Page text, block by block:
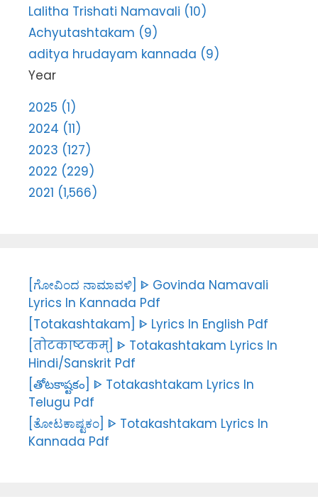
Lalitha Trishati Namavali (10)
Achyutashtakam (9)
aditya hrudayam kannada (9)
Year
2025 (1)
2024 (11)
2023 (127)
2022 (229)
2021 (1,566)
[ಗೋವಿಂದ ನಾಮಾವಳಿ] ᐈ Govinda Namavali
Lyrics In Kannada Pdf
[Totakashtakam] ᐈ Lyrics In English Pdf
[तोटकाष्टकम्] ᐈ Totakashtakam Lyrics In
Hindi/Sanskrit Pdf
[తోటకాష్టకం] ᐈ Totakashtakam Lyrics In
Telugu Pdf
[ತೋಟಕಾಷ್ಟಕಂ] ᐈ Totakashtakam Lyrics In
Kannada Pdf